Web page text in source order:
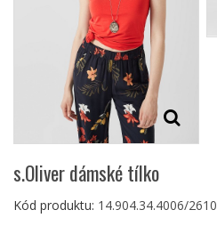
s.Oliver dámské tílko
Kód produktu: 14.904.34.4006/2610